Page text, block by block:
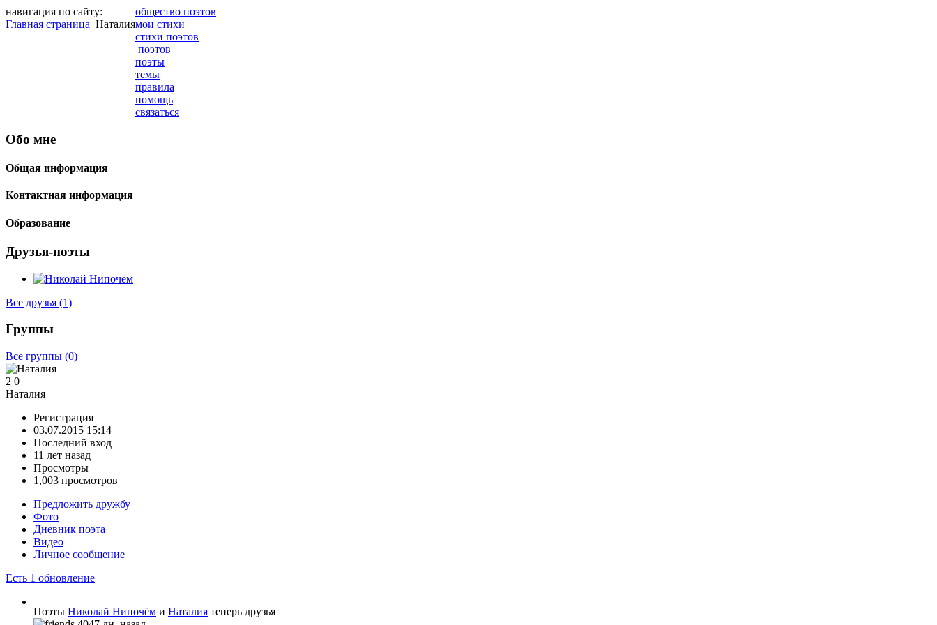
навигация по сайту:
Главная страница Наталия
общество поэтов
мои стихи
стихи поэтов
поэтов
поэты
темы
правила
помощь
связаться
Обо мне
Общая информация
Контактная информация
Образование
Друзья-поэты
Все друзья (1)
Группы
Все группы (0)
2 0
Наталия
Регистрация
03.07.2015 15:14
Последний вход
11 лет назад
Просмотры
1,003 просмотров
Предложить дружбу
Фото
Дневник поэта
Видео
Личное сообщение
Есть 1 обновление
Поэты Николай Нипочём и Наталия теперь друзья